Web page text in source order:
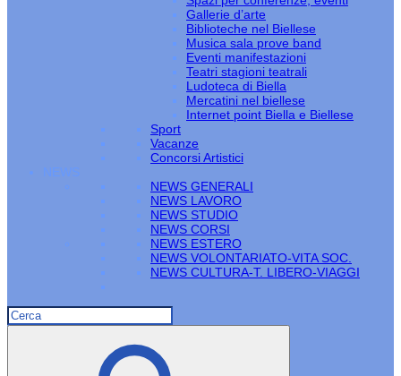
Gallerie d’arte
Biblioteche nel Biellese
Musica sala prove band
Eventi manifestazioni
Teatri stagioni teatrali
Ludoteca di Biella
Mercatini nel biellese
Internet point Biella e Biellese
Sport
Vacanze
Concorsi Artistici
NEWS
NEWS GENERALI
NEWS LAVORO
NEWS STUDIO
NEWS CORSI
NEWS ESTERO
NEWS VOLONTARIATO-VITA SOC.
NEWS CULTURA-T. LIBERO-VIAGGI